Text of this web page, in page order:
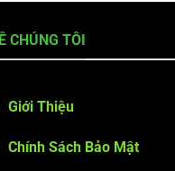
CHÚNG TÔI
Giới Thiệu
Chính Sách Bảo Mật